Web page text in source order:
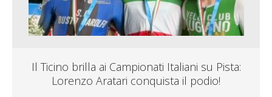
Il Ticino brilla ai Campionati Italiani su Pista:
Lorenzo Aratari conquista il podio!